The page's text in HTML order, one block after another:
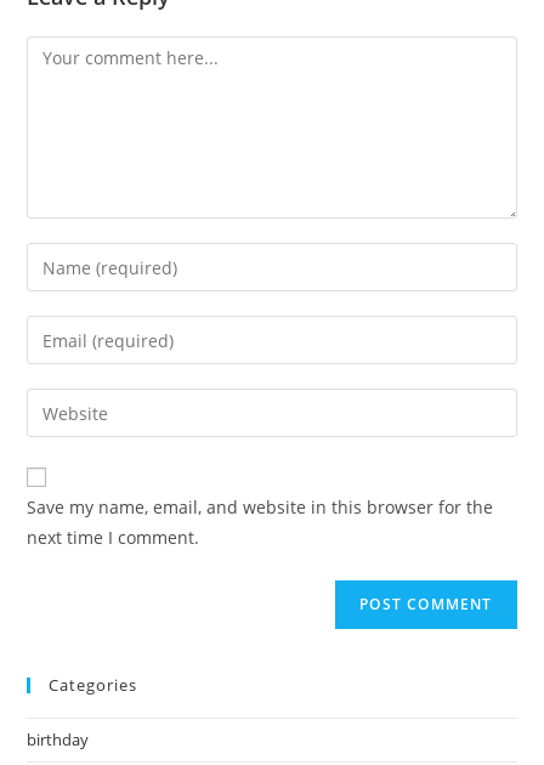
Comment
Enter
your
name
comment
Enter
your
email
address
comment
Enter
your
website
URL
(optional)
Save my name, email, and website in this browser for the
next time I comment.
Categories
birthday